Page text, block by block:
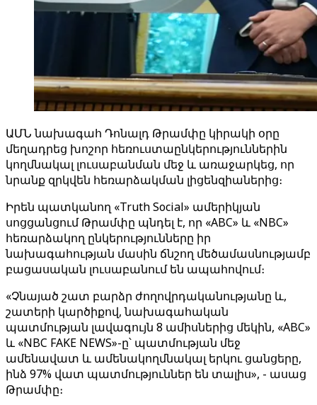
ԱՄՆ նախագահ Դոնալդ Թրամփը կիրակի օրը
մեղադրեց խոշոր հեռուստաընկերություններին
կողմնակալ լուսաբանման մեջ և առաջարկեց, որ
նրանք զրկվեն հեռարձակման լիցենզիաներից։
Իրեն պատկանող «Truth Social» ամերիկյան
սոցցանցում Թրամփը պնդել է, որ «ABC» և «NBC»
հեռարձակող ընկերությունները իր
նախագահության մասին ճնշող մեծամասնությամբ
բացասական լուսաբանում են ապահովում։
«Չնայած շատ բարձր ժողովրդականությանը և,
շատերի կարծիքով, նախագահական
պատմության լավագույն 8 ամիսներից մեկին, «ABC»
և «NBC FAKE NEWS»-ը՝ պատմության մեջ
ամենավատ և ամենակողմնակալ երկու ցանցերը,
ինձ 97% վատ պատմություններ են տալիս», - ասաց
Թրամփը։